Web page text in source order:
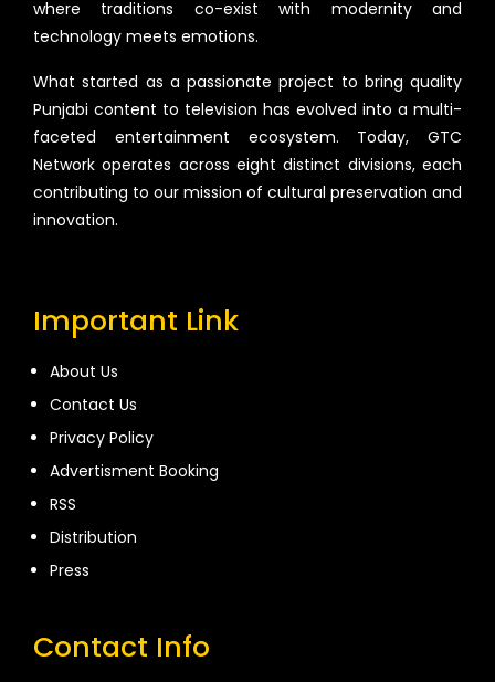
where traditions co-exist with modernity and
technology meets emotions.
What started as a passionate project to bring quality
Punjabi content to television has evolved into a multi-
faceted entertainment ecosystem. Today, GTC
Network operates across eight distinct divisions, each
contributing to our mission of cultural preservation and
innovation.
Important Link
About Us
Contact Us
Privacy Policy
Advertisment Booking
RSS
Distribution
Press
Contact Info